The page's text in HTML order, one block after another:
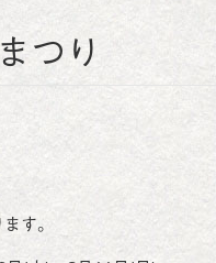
つり
す。